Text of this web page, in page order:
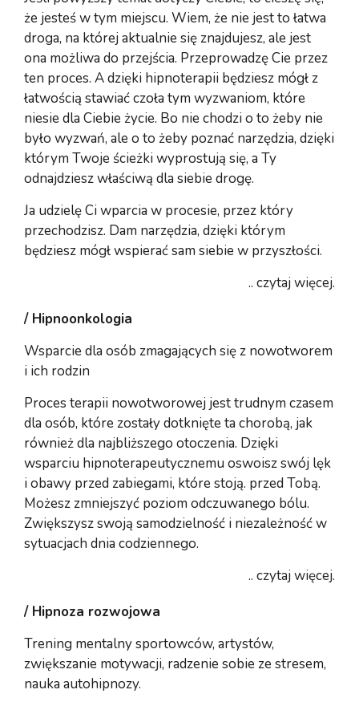
że jesteś w tym miejscu. Wiem, że nie jest to łatwa
droga, na której aktualnie się znajdujesz, ale jest
ona możliwa do przejścia. Przeprowadzę Cie przez
ten proces. A dzięki hipnoterapii będziesz mógł z
łatwością stawiać czoła tym wyzwaniom, które
niesie dla Ciebie życie. Bo nie chodzi o to żeby nie
było wyzwań, ale o to żeby poznać narzędzia, dzięki
którym Twoje ścieżki wyprostują się, a Ty
odnajdziesz właściwą dla siebie drogę.
Ja udzielę Ci wparcia w procesie, przez który
przechodzisz. Dam narzędzia, dzięki którym
będziesz mógł wspierać sam siebie w przyszłości.
.. czytaj więcej.
/ Hipnoonkologia
Wsparcie dla osób zmagających się z nowotworem
i ich rodzin
Proces terapii nowotworowej jest trudnym czasem
dla osób, które zostały dotknięte ta chorobą, jak
również dla najbliższego otoczenia. Dzięki
wsparciu hipnoterapeutycznemu oswoisz swój lęk
i obawy przed zabiegami, które stoją. przed Tobą.
Możesz zmniejszyć poziom odczuwanego bólu.
Zwiększysz swoją samodzielność i niezależność w
sytuacjach dnia codziennego.
.. czytaj więcej.
/ Hipnoza rozwojowa
Trening mentalny sportowców, artystów,
zwiększanie motywacji, radzenie sobie ze stresem,
nauka autohipnozy.